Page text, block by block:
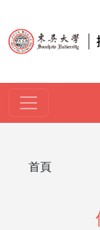
導航連結
首頁